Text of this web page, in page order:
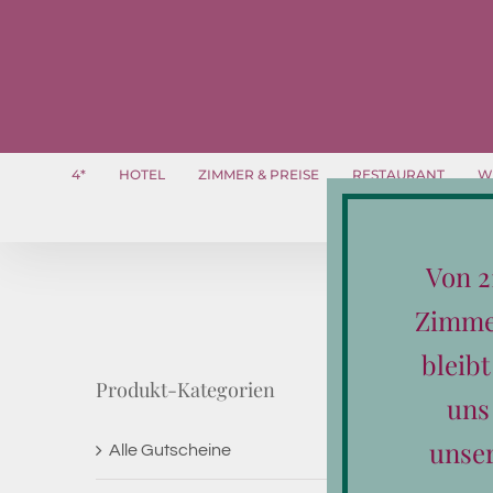
4* HOTEL ZIMMER & PREISE RESTAURANT
Produkt-Kategorien
Alle Gutscheine
Von
bleibt